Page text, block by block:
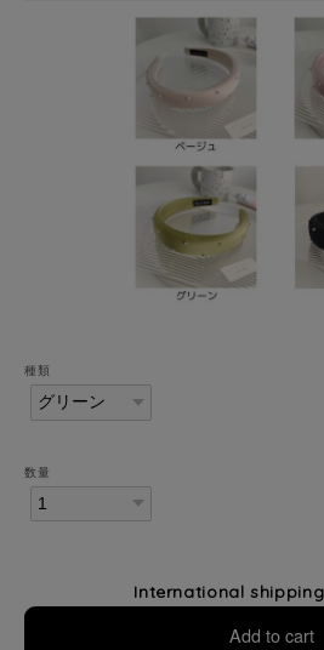
種類
数量
International
Add to cart